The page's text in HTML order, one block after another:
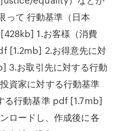
って 行動基準（日本
1.お客様（消費
[1.2mb] 2.お得意先に対
3.お取引先に対する行動
資家に対する行動基準
行動基準 pdf [1.7mb]
ロードし、作成後に各